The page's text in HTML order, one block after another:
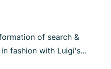
of search &
fashion with Luigi's